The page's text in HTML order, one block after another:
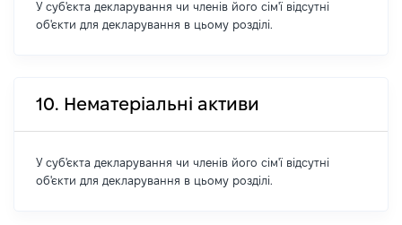
У суб'єкта декларування чи членів його сім'ї відсутні
об'єкти для декларування в цьому розділі.
10. Нематеріальні активи
У суб'єкта декларування чи членів його сім'ї відсутні
об'єкти для декларування в цьому розділі.